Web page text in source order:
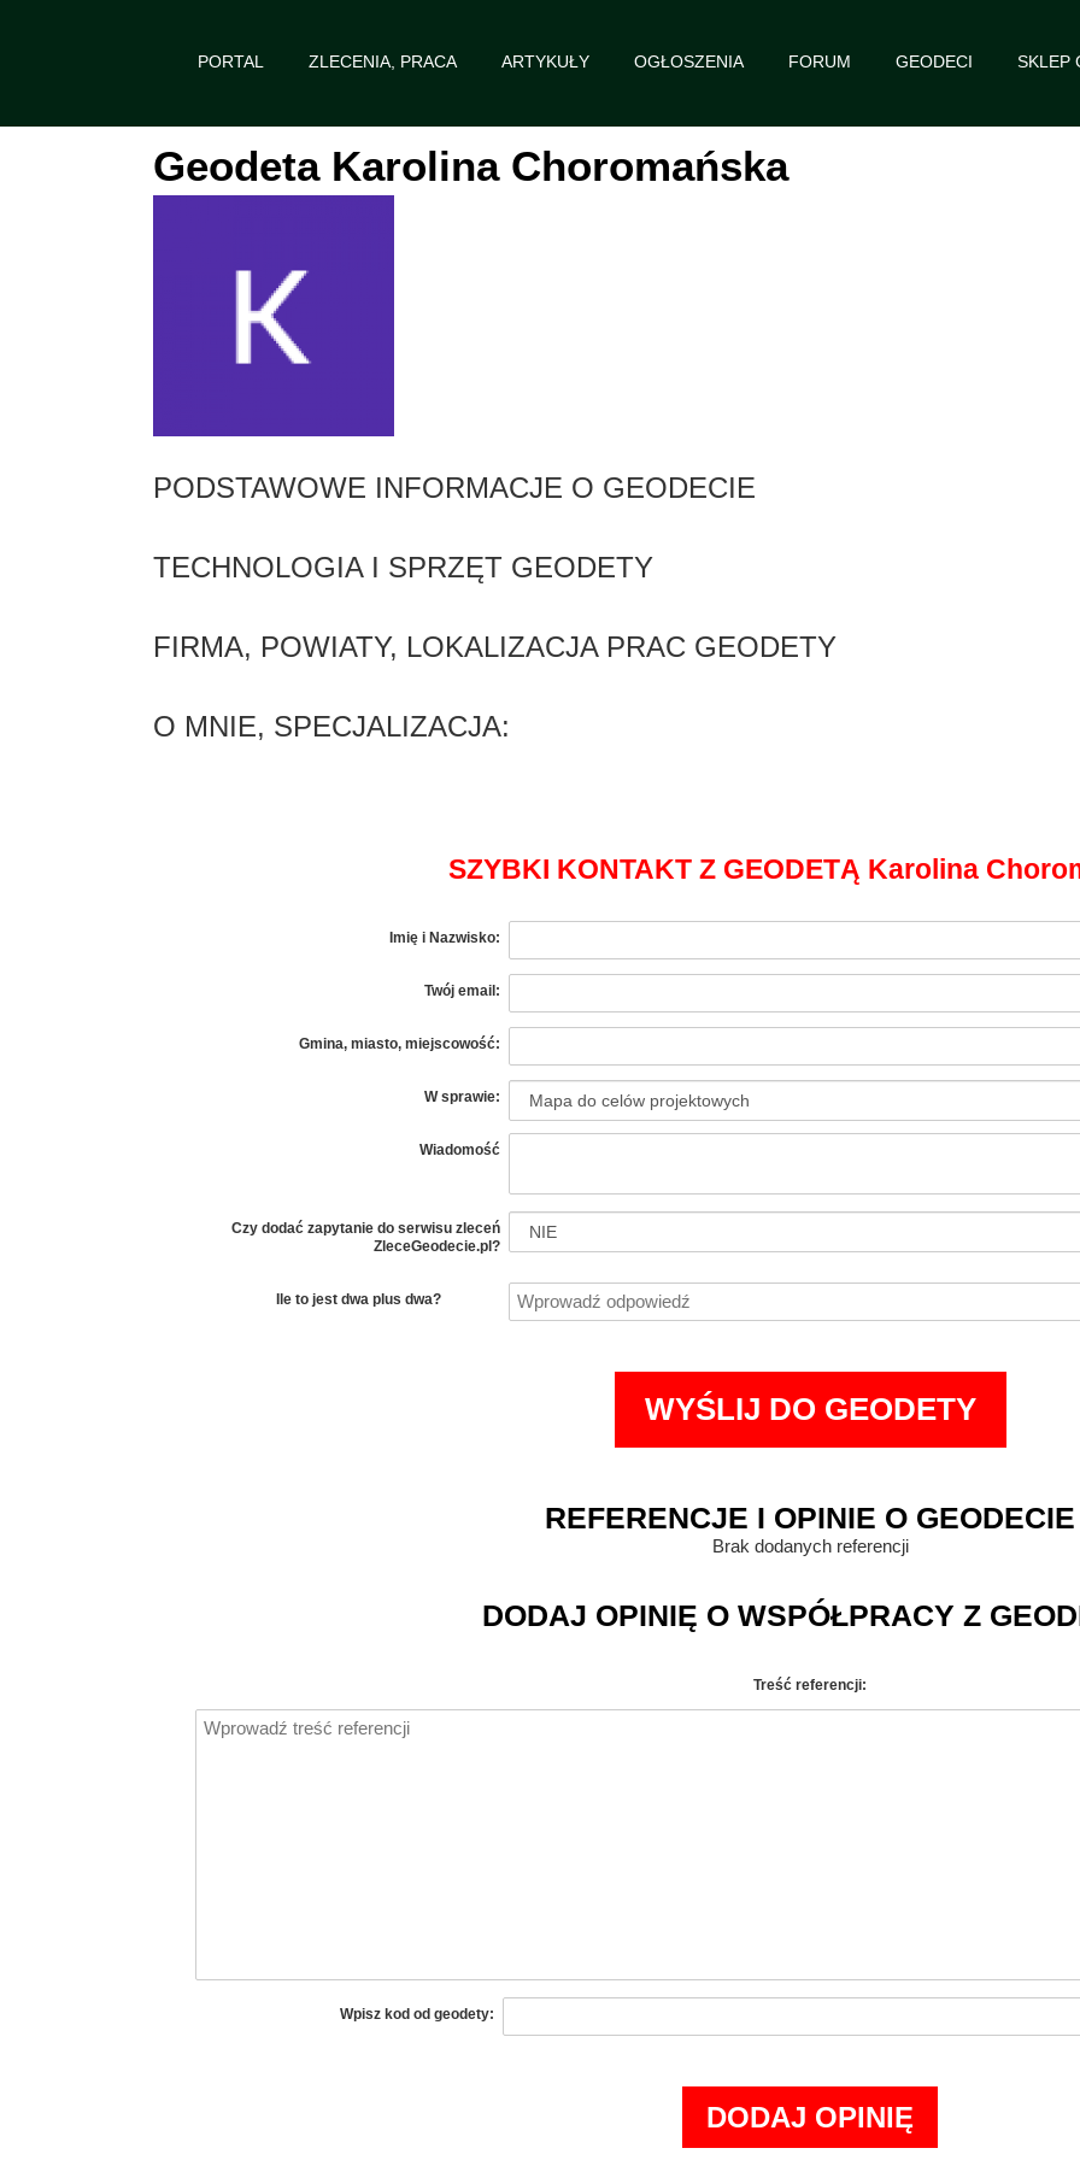
PORTAL ZLECENIA, PRACA ARTYKUŁY OGŁOSZENIA FORUM GEODECI SKLEP
Geodeta Karolina Choromańska
PODSTAWOWE INFORMACJE O GEODECIE
TECHNOLOGIA I SPRZĘT GEODETY
FIRMA, POWIATY, LOKALIZACJA PRAC GEODETY
O MNIE, SPECJALIZACJA:
SZYBKI KONTAKT Z GEODETĄ Karolina
Imię i Nazwisko:
Twój email:
Gmina, miasto, miejscowość:
W sprawie:
Wiadomość
Czy dodać zapytanie do serwisu zleceń
ZleceGeodecie.pl?
Ile to jest dwa plus dwa?
REFERENCJE I OPINIE O GEODECIE
Brak dodanych referencji
DODAJ OPINIĘ O WSPÓŁPRACY Z
Treść referencji:
Wpisz kod od geodety: